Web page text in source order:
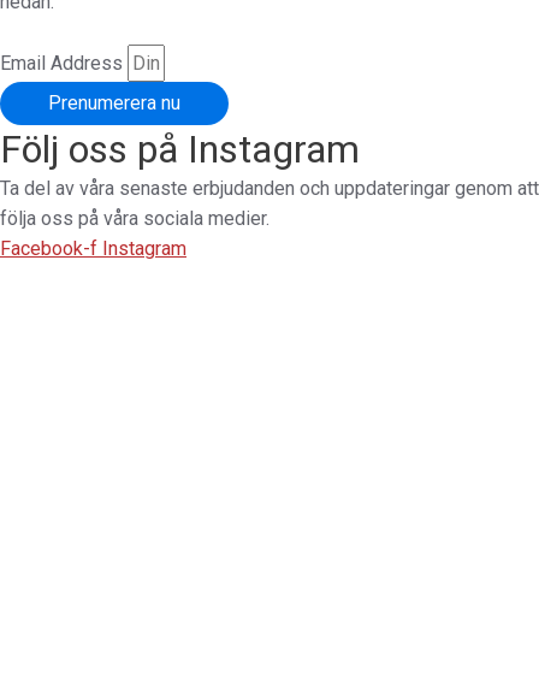
Email Address
Prenumerera nu
Följ oss på Instagram
Ta del av våra senaste erbjudanden och uppdateringar genom att
följa oss på våra sociala medier.
Facebook-f Instagram